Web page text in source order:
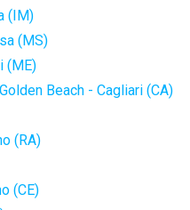
(IM)
(MS)
(ME)
Golden Beach - Cagliari (CA)
(RA)
(CE)